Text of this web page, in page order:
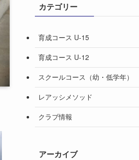
カテゴリー
育成コース U-15
育成コース U-12
スクールコース（幼・低学年）
レアッシメソッド
クラブ情報
アーカイブ